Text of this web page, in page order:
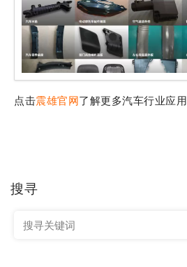
点击震雄官网了解更多汽车行业应用
搜寻